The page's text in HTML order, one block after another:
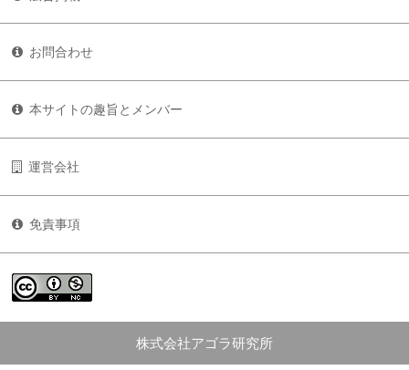
お問合わせ
本サイトの趣旨とメンバー
運営会社
免責事項
株式会社アゴラ研究所